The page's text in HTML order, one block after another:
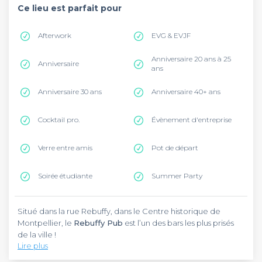
Ce lieu est parfait pour
Afterwork EVG & EVJF
Anniversaire
Anniversaire 20 ans à 25
ans
Anniversaire 30 ans Anniversaire 40+ ans
Cocktail pro. Évènement d'entreprise
Verre entre amis Pot de départ
Soirée étudiante Summer Party
Situé dans la rue Rebuffy, dans le Centre historique de
Montpellier, le Rebuffy Pub est l’un des bars les plus prisés
de la ville !
Adresse bien connue des Montpelliérains, le Rebuffy se
Lire plus